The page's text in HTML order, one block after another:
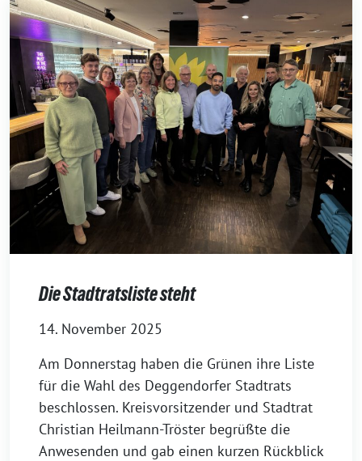
Die Stadtratsliste steht
14. November 2025
Am Donnerstag haben die Grünen ihre Liste
für die Wahl des Deggendorfer Stadtrats
beschlossen. Kreisvorsitzender und Stadtrat
Christian Heilmann-Tröster begrüßte die
Anwesenden und gab einen kurzen Rückblick